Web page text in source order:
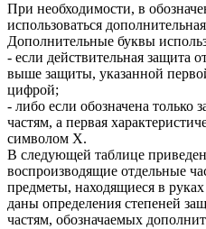
При необходимости, в
использоваться
Дополнительные буквы
- если действительная защита
выше защиты, указанной
цифрой;
- либо если обозначена только
частям, а первая
символом X.
В следующей таблице
воспроизводящие отдельные
предметы, находящиеся в
даны определения степеней
частям, обозначаемых